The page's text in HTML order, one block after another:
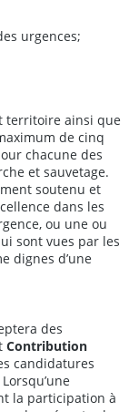
urgences;
territoire ainsi que
de cinq
chacune des
et sauvetage.
soutenu et
dans les
ou une ou
sont vues par les
dignes d’une
des
Contribution
candidatures
la participation à